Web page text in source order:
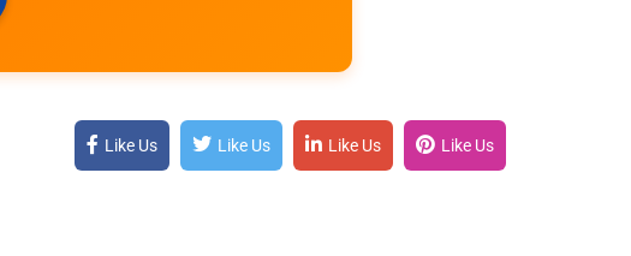
Like Us Like Us Like Us Like Us